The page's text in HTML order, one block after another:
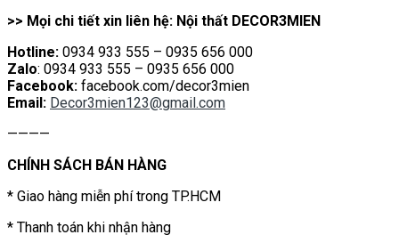
>> Mọi chi tiết xin liên hệ: Nội thất DECOR3MIEN
Hotline: 0934 933 555 – 0935 656 000
Zalo: 0934 933 555 – 0935 656 000
Facebook: facebook.com/decor3mien
Email: Decor3mien123@gmail.com
————
CHÍNH SÁCH BÁN HÀNG
* Giao hàng miễn phí trong TP.HCM
* Thanh toán khi nhận hàng